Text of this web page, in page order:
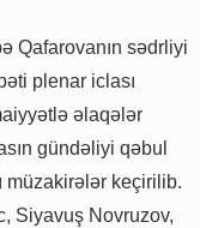
Qafarovanın sədrliyi
plenar iclası
əlaqələr
gündəliyi qəbul
müzakirələr keçirilib.
Siyavuş Novruzov,